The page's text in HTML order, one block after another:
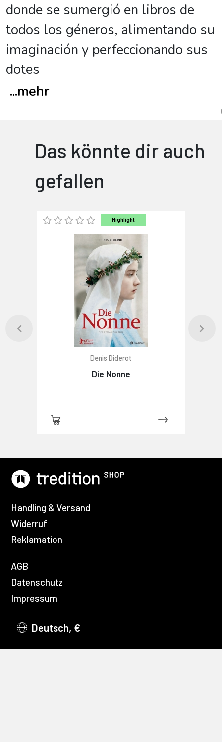
donde se sumergió en libros de
todos los géneros, alimentando su
imaginación y perfeccionando sus
dotes
...mehr
Das könnte dir auch
gefallen
Highlight
Denis Diderot
Die Nonne
Handling & Versand
Widerruf
Reklamation
AGB
Datenschutz
Impressum
Deutsch, €